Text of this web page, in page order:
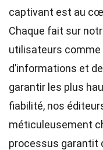
captivant est au
Chaque fait sur
utilisateurs comme
d’informations et
garantir les plus
fiabilité, nos
méticuleusement
processus garantit